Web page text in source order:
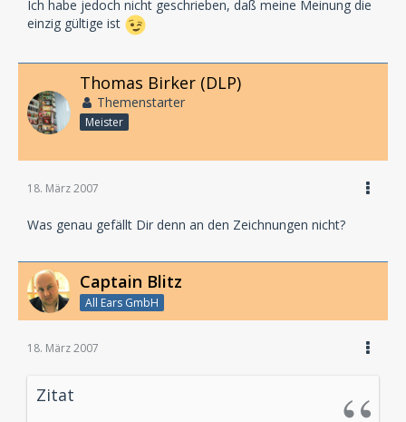
Ich habe jedoch nicht geschrieben, daß meine Meinung die
einzig gültige ist
Thomas Birker (DLP)
Themenstarter
Meister
18. März 2007
Was genau gefällt Dir denn an den Zeichnungen nicht?
Captain Blitz
All Ears GmbH
18. März 2007
Zitat